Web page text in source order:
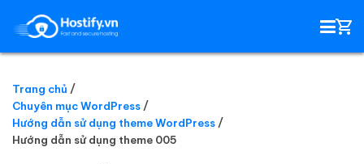
HOSTING
Trang chủ
Chuyên mục WordPress
Hướng dẫn sử dụng theme WordPress
Hướng dẫn sử dụng theme 005